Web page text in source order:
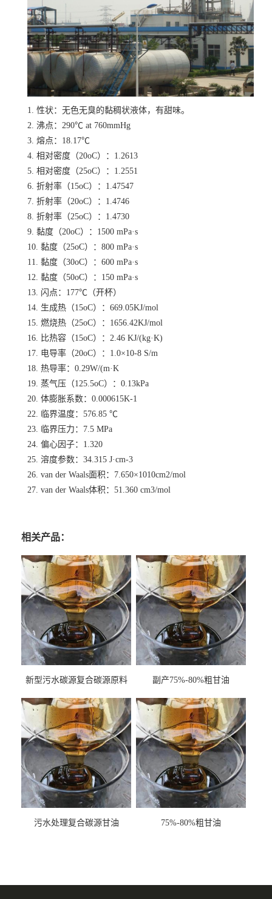
1. 性状：无色无臭的黏稠状液体，有甜味。
2. 沸点：290℃ at 760mmHg
3. 熔点：18.17℃
4. 相对密度（20oC）：1.2613
5. 相对密度（25oC）：1.2551
6. 折射率（15oC）：1.47547
7. 折射率（20oC）：1.4746
8. 折射率（25oC）：1.4730
9. 黏度（20oC）：1500 mPa·s
10. 黏度（25oC）：800 mPa·s
11. 黏度（30oC）：600 mPa·s
12. 黏度（50oC）：150 mPa·s
13. 闪点：177℃（开杯）
14. 生成热（15oC）：669.05KJ/mol
15. 燃烧热（25oC）：1656.42KJ/mol
16. 比热容（15oC）：2.46 KJ/(kg·K)
17. 电导率（20oC）：1.0×10-8 S/m
18. 热导率：0.29W/(m·K
19. 蒸气压（125.5oC）：0.13kPa
20. 体膨胀系数：0.000615K-1
22. 临界温度：576.85 ℃
23. 临界压力：7.5 MPa
24. 偏心因子：1.320
25. 溶度参数：34.315 J·cm-3
26. van der Waals面积：7.650×1010cm2/mol
27. van der Waals体积：51.360 cm3/mol
相关产品：
新型污水碳源复合碳源原料
副产75%-80%粗甘油
污水处理复合碳源甘油
75%-80%粗甘油